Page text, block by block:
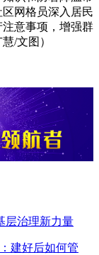
网格员深入居民
意事项，增强群
/文图）
层治理新力量
建好后如何管